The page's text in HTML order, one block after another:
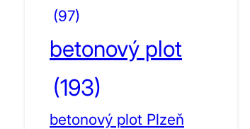
(97)
betonový plot
(193)
betonový plot Plzeň